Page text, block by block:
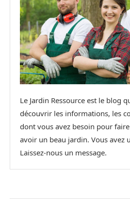
Le Jardin Ressource est le blog
découvrir les informations, les
dont vous avez besoin pour
avoir un beau jardin. Vous avez
Laissez-nous un message.